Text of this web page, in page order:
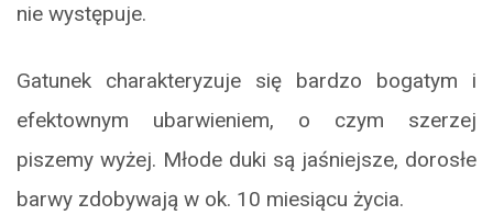
nie występuje.
Gatunek charakteryzuje się bardzo bogatym i
efektownym ubarwieniem, o czym szerzej
piszemy wyżej. Młode duki są jaśniejsze, dorosłe
barwy zdobywają w ok. 10 miesiącu życia.